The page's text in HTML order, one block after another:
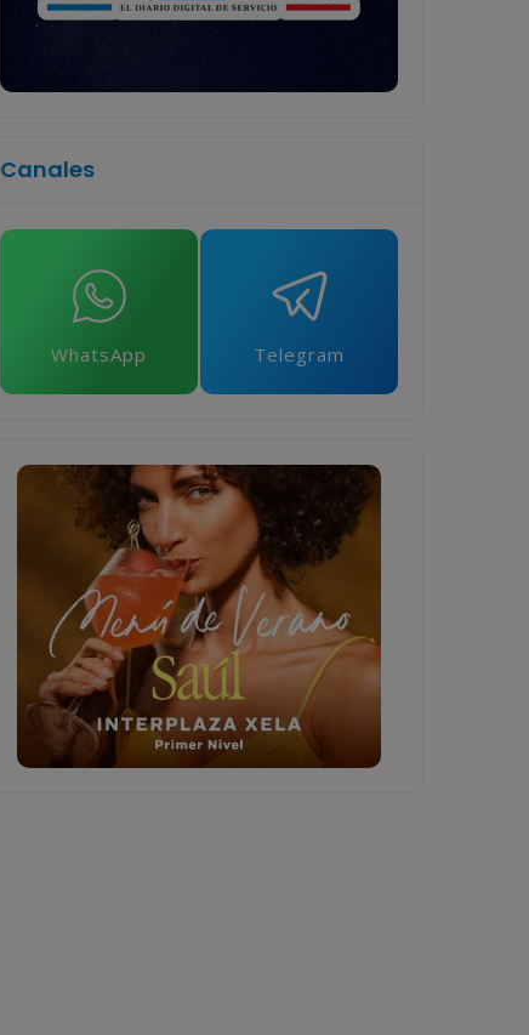
Canales
WhatsApp Telegram